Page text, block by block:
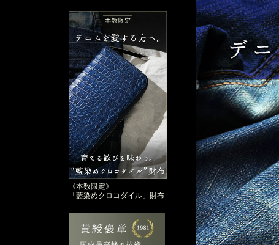
《本数限定》
「藍染めクロコダイル」財布